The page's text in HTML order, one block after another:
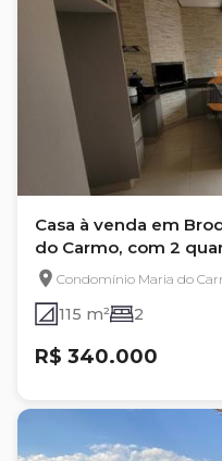
Casa à venda em
do Carmo, com 2
Condomínio Maria do
115 m² 2
R$ 340.000